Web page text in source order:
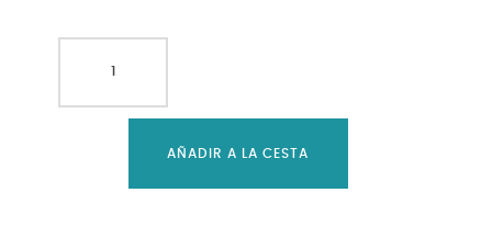
AÑADIR A LA CESTA